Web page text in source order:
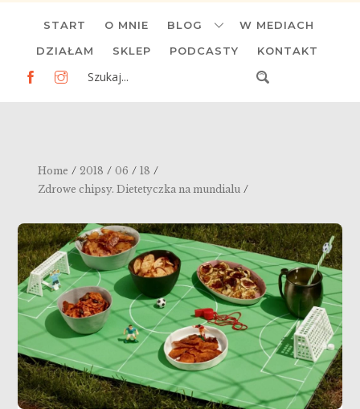
content
START O MNIE BLOG W MEDIACH
DZIAŁAM SKLEP PODCASTY KONTAKT
Home / 2018 / 06 / 18 /
Zdrowe chipsy. Dietetyczka na mundialu /